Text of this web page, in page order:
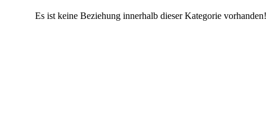
Es ist keine Beziehung innerhalb dieser Kategorie